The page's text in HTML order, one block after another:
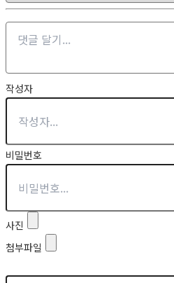
작성자
비밀번호
사진
첨부파일